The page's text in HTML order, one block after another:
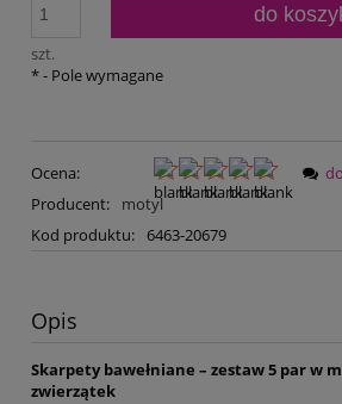
szt.
do
*- Pole wymagane
Ocena:
Producent:
motyl
Kod produktu: 6463-20679
Opis
Skarpety bawełniane – zestaw 5 par w
zwierzątek